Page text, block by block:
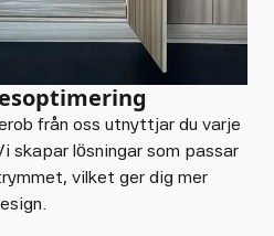
från oss utnyttjar du varje
skapar lösningar som passar
vilket ger dig mer